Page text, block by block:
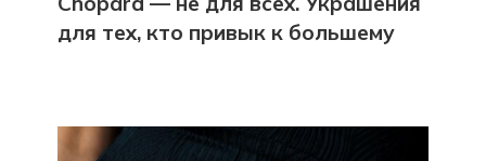
для тех, кто привык к большему